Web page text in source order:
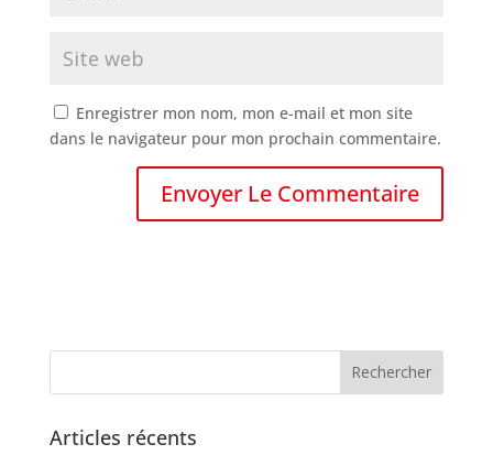
Enregistrer mon nom, mon e-mail et mon site
dans le navigateur pour mon prochain commentaire.
Articles récents